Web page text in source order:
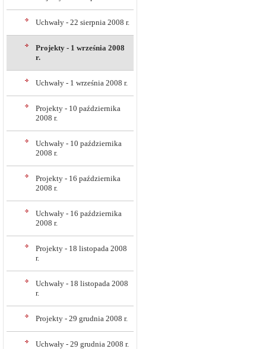
Uchwały - 22 sierpnia 2008 r.
Projekty - 1 września 2008
r.
Uchwały - 1 września 2008 r.
Projekty - 10 października
2008 r.
Uchwały - 10 października
2008 r.
Projekty - 16 października
2008 r.
Uchwały - 16 października
2008 r.
Projekty - 18 listopada 2008
r.
Uchwały - 18 listopada 2008
r.
Projekty - 29 grudnia 2008 r.
Uchwały - 29 grudnia 2008 r.